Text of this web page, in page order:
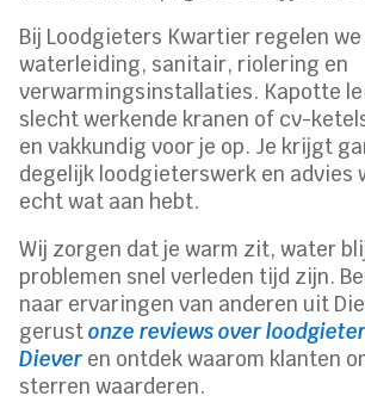
Bij Loodgieters Kwartier regelen
waterleiding, sanitair, riolering en
verwarmingsinstallaties. Kapotte
slecht werkende kranen of cv-
en vakkundig voor je op. Je krijgt
degelijk loodgieterswerk en advies
echt wat aan hebt.
Wij zorgen dat je warm zit, water
problemen snel verleden tijd zijn.
naar ervaringen van anderen uit
gerustonze reviews over
Diever en ontdek waarom klanten
sterren waarderen.